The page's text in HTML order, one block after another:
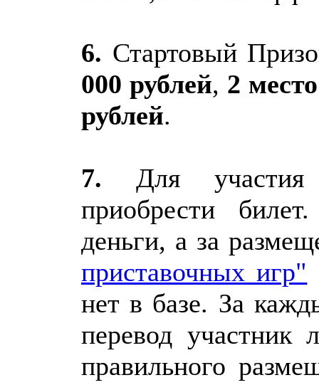
6. Стартовый
000 рублей, 2
рублей.
7. Для участия
приобрести
деньги, а за
приставочных игр"
нет в базе. За
перевод участник
правильного